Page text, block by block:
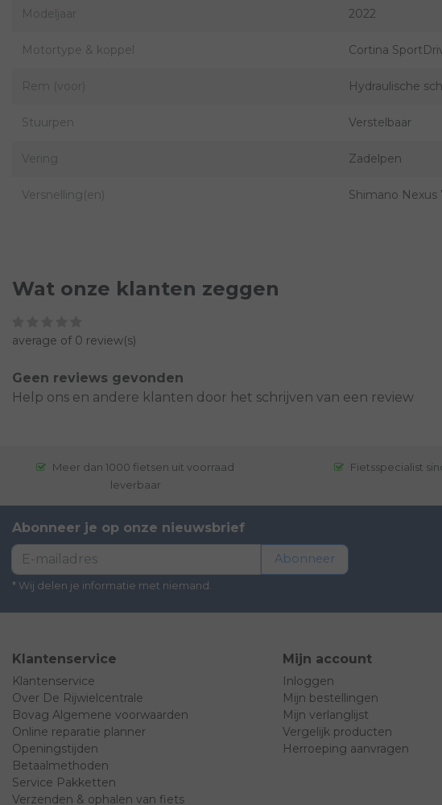
Modeljaar 2022
Motortype & koppel Cortina
Rem (voor) Hydraulische
Stuurpen Verstelbaar
Vering Zadelpen
Versnelling(en) Shimano Nexus
Wat onze klanten zeggen
average of 0 review(s)
Geen reviews gevonden
Help ons en andere klanten door het schrijven van een review
Meer dan 1000 fietsen uit voorraad
leverbaar
Fietsspecialist
Abonneer je op onze nieuwsbrief
Abonneer
* Wij delen je informatie met niemand.
Klantenservice
Klantenservice
Over De Rijwielcentrale
Bovag Algemene voorwaarden
Online reparatie planner
Openingstijden
Betaalmethoden
Service Pakketten
Verzenden & ophalen van fiets
Mijn account
Inloggen
Mijn bestellingen
Mijn verlanglijst
Vergelijk producten
Herroeping aanvragen